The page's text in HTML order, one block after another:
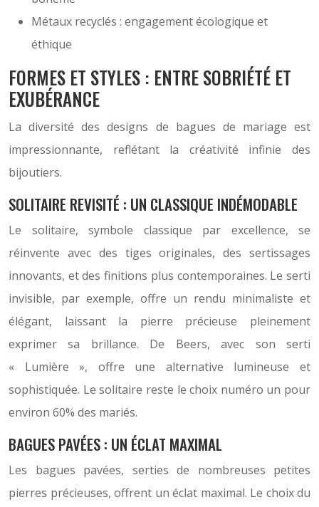
Métaux recyclés : engagement écologique et
éthique
FORMES ET STYLES : ENTRE SOBRIÉTÉ ET
EXUBÉRANCE
La diversité des designs de bagues de mariage est
impressionnante, reflétant la créativité infinie des
bijoutiers.
SOLITAIRE REVISITÉ : UN CLASSIQUE INDÉMODABLE
Le solitaire, symbole classique par excellence, se
réinvente avec des tiges originales, des sertissages
innovants, et des finitions plus contemporaines. Le serti
invisible, par exemple, offre un rendu minimaliste et
élégant, laissant la pierre précieuse pleinement
exprimer sa brillance. De Beers, avec son serti
« Lumière », offre une alternative lumineuse et
sophistiquée. Le solitaire reste le choix numéro un pour
environ 60% des mariés.
BAGUES PAVÉES : UN ÉCLAT MAXIMAL
Les bagues pavées, serties de nombreuses petites
pierres précieuses, offrent un éclat maximal. Le choix du